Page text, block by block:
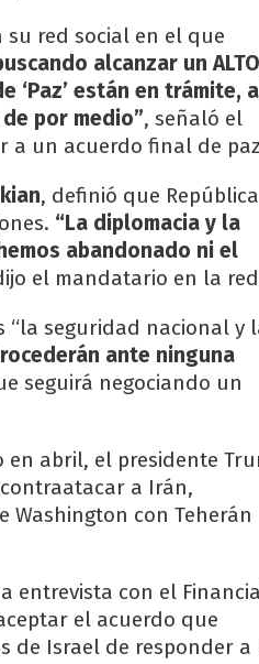
su red social en el que
alcanzar un ALTO
‘Paz’ están en trámite,
por medio”, señaló el
a un acuerdo final de
, definió que República
“La diplomacia y la
abandonado ni el
el mandatario en la red
“la seguridad nacional y
ante ninguna
seguirá negociando un
en abril, el presidente
a Irán,
Washington con Teherán
entrevista con el
el acuerdo que
de Israel de responder a